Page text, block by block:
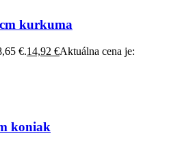
kurkuma
€.14,92 €Aktuálna cena je:
koniak